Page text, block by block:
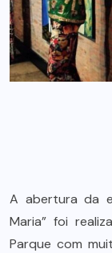
A abertura da
Maria” foi
Parque com